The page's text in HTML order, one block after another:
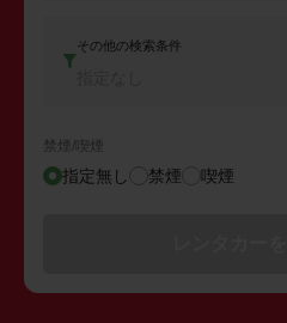
その他の検索条件
禁煙/喫煙
指定無し 禁煙 喫煙